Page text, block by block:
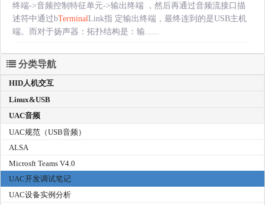
终端->音频控制特征单元->输出终端 ，然后再通过音频流接口描
述符中通过bTerminalLink指 定输出终端，最终连到的是USB主机
端。而对于扬声器：拓扑结构是：输......
分类导航
HID人机交互
Linux&USB
UAC音频
UAC规范（USB音频）
ALSA
Microsft Teams V4.0
UAC开发调试笔记
UAC设备实例分析